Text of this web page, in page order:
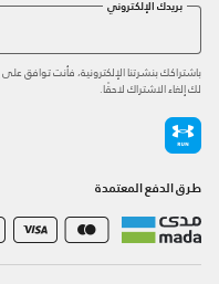
بريدك الإلكتروني
باشتراكك بنشرتنا الإلكترونية، فأنت توافق على
لك إلغاء الاشتراك لاحقًا.
طرق الدفع المعتمدة